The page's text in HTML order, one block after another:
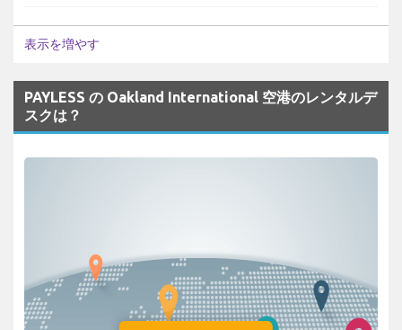
表示を増やす
PAYLESS の Oakland International 空港のレンタルデ
スクは？